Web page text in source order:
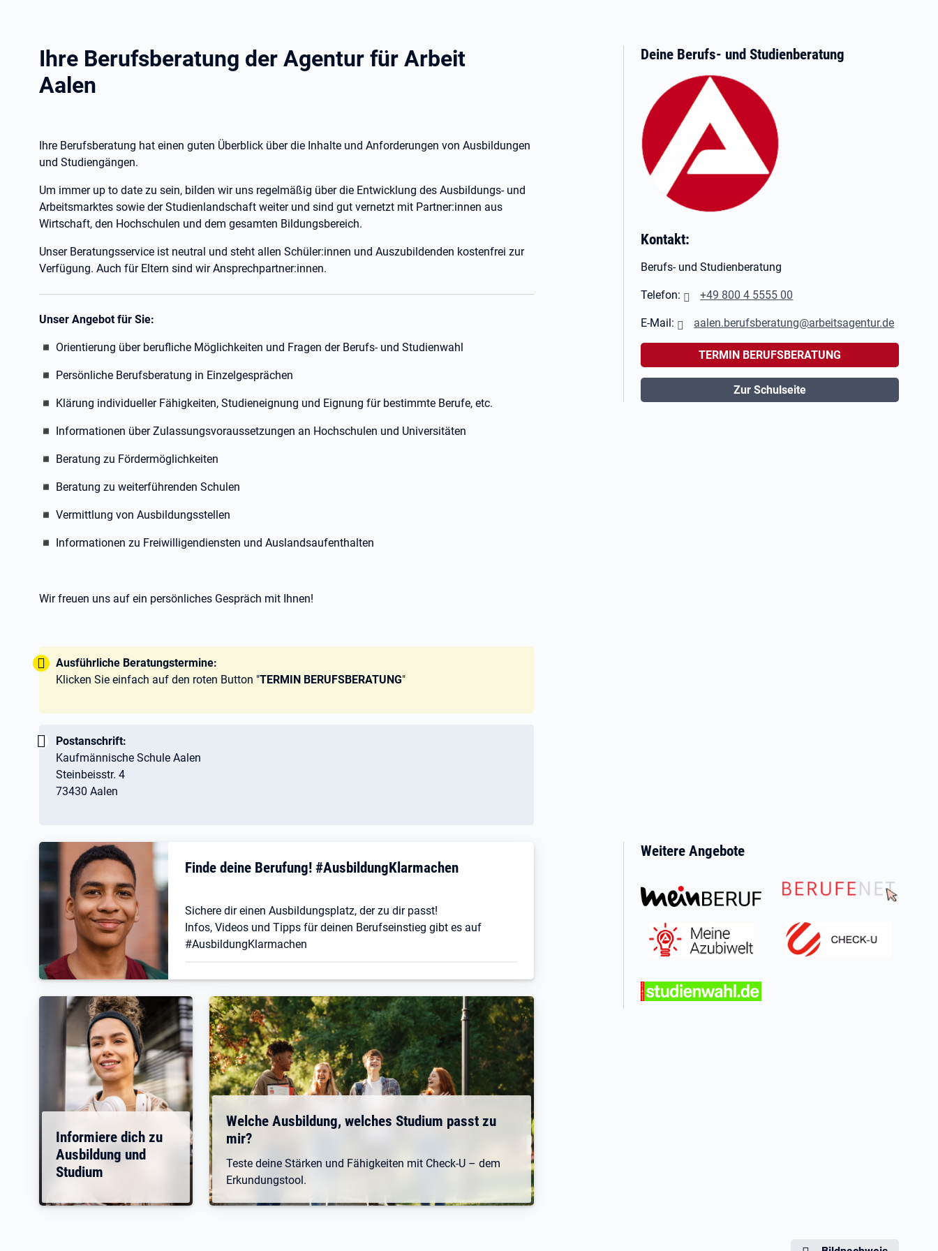
Ihre Berufsberatung der Agentur für Arbeit
Aalen
Ihre Berufsberatung hat einen guten Überblick über die Inhalte und Anforderungen von Ausbildungen
und Studiengängen.
Um immer up to date zu sein, bilden wir uns regelmäßig über die Entwicklung des Ausbildungs- und
Arbeitsmarktes sowie der Studienlandschaft weiter und sind gut vernetzt mit Partner:innen aus
Wirtschaft, den Hochschulen und dem gesamten Bildungsbereich.
Unser Beratungsservice ist neutral und steht allen Schüler:innen und Auszubildenden kostenfrei zur
Verfügung. Auch für Eltern sind wir Ansprechpartner:innen.
Unser Angebot für Sie:
◾ Orientierung über berufliche Möglichkeiten und Fragen der Berufs- und Studienwahl
◾ Persönliche Berufsberatung in Einzelgesprächen
◾ Klärung individueller Fähigkeiten, Studieneignung und Eignung für bestimmte Berufe, etc.
◾ Informationen über Zulassungsvoraussetzungen an Hochschulen und Universitäten
◾ Beratung zu Fördermöglichkeiten
◾ Beratung zu weiterführenden Schulen
◾ Vermittlung von Ausbildungsstellen
◾ Informationen zu Freiwilligendiensten und Auslandsaufenthalten
Wir freuen uns auf ein persönliches Gespräch mit Ihnen!
Tipp:
Ausführliche Beratungstermine:
Klicken Sie einfach auf den roten Button "TERMIN BERUFSBERATUNG"
Wichtig:
Postanschrift:
Kaufmännische Schule Aalen
Steinbeisstr. 4
73430 Aalen
Deine Berufs- und Studienberatung
Kontakt:
Berufs- und Studienberatung
Telefon: +49 800 4 5555 00
E-Mail: aalen.berufsberatung@arbeitsagentur.de
TERMIN BERUFSBERATUNG
Zur Schulseite
Finde deine Berufung! #AusbildungKlarmachen
Sichere dir einen Ausbildungsplatz, der zu dir passt!
Infos, Videos und Tipps für deinen Berufseinstieg gibt es auf
#AusbildungKlarmachen
Informiere dich zu
Ausbildung und
Studium
Welche Ausbildung, welches Studium passt zu
mir?
Teste deine Stärken und Fähigkeiten mit Check-U – dem
Erkundungstool.
Weitere Angebote